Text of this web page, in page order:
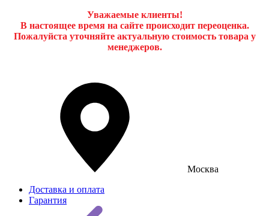
Уважаемые клиенты!
В настоящее время на сайте происходит переоценка.
Пожалуйста уточняйте актуальную стоимость товара у
менеджеров.
Москва
Доставка и оплата
Гарантия